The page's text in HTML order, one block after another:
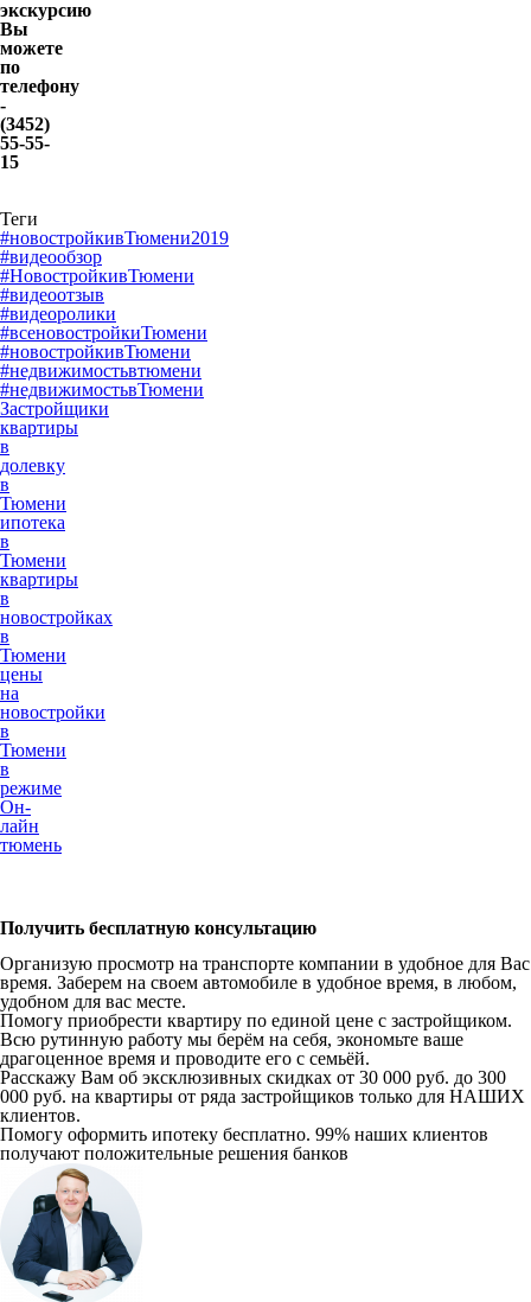
экскурсию
Вы
можете
по
телефону
-
(3452)
55-55-
15
Теги
#новостройкивТюмени2019
#видеообзор
#НовостройкивТюмени
#видеоотзыв
#видеоролики
#всеновостройкиТюмени
#новостройкивТюмени
#недвижимостьвтюмени
#недвижимостьвТюмени
Застройщики
квартиры
в
долевку
в
Тюмени
ипотека
в
Тюмени
квартиры
в
новостройках
в
Тюмени
цены
на
новостройки
в
Тюмени
в
режиме
Он-
лайн
тюмень
Получить бесплатную консультацию
Организую просмотр на транспорте компании в удобное для Вас
время. Заберем на своем автомобиле в удобное время, в любом,
удобном для вас месте.
Помогу приобрести квартиру по единой цене с застройщиком.
Всю рутинную работу мы берём на себя, экономьте ваше
драгоценное время и проводите его с семьёй.
Расскажу Вам об эксклюзивных скидках от 30 000 руб. до 300
000 руб. на квартиры от ряда застройщиков только для НАШИХ
клиентов.
Помогу оформить ипотеку бесплатно. 99% наших клиентов
получают положительные решения банков